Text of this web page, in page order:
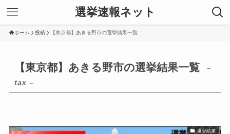
選挙速報ネット
ホーム 投稿 【東京都】あきる野市の選挙結果一覧
【東京都】あきる野市の選挙結果一覧
–
tax –
選挙結果